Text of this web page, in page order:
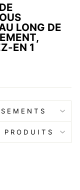
LONG DE
EN 1
PRODUITS